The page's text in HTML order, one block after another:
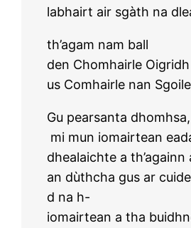
labhairt air sgàth na
th’agam nam ball
den Chomhairle
us Comhairle nan
Gu pearsanta
mi mun iomairtean
dhealaichte a th’againn
an dùthcha gus ar
d na h-
iomairtean a tha